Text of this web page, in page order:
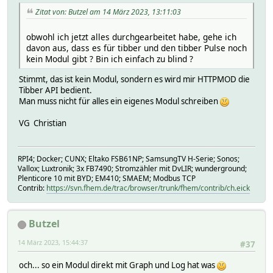
attr EVU_Tibber reading020163JSON
attr EVU_Tibber reading020163Name fc0_16_tax
attr EVU_Tibber reading020164Name fc0_16_total
attr EVU_Tibber reading020171JSON
attr EVU_Tibber reading020171Name fc0_17_energy
attr EVU_Tibber reading020172JSON
attr EVU_Tibber reading020172Name fc0_17_startsAt
attr EVU_Tibber reading020173JSON
attr EVU_Tibber reading020173Name fc0_17_tax
attr EVU_Tibber reading020174Name fc0_17_total
attr EVU_Tibber reading020181Name fc0_18_energy
attr EVU_Tibber reading020182JSON
attr EVU_Tibber reading020182Name fc0_18_startsAt
attr EVU_Tibber reading020183JSON
attr EVU_Tibber reading020183Name fc0_18_tax
attr EVU_Tibber reading020184JSON
attr EVU_Tibber reading020184Name fc0_18_total
attr EVU_Tibber reading020191JSON
attr EVU_Tibber reading020192JSON
attr EVU_Tibber reading020192Name fc0_19_startsAt
attr EVU_Tibber reading020193JSON
Zitat von: Butzel am 14 März 2023, 13:11:03
obwohl ich jetzt alles durchgearbeitet habe, gehe ich
davon aus, dass es für tibber und den tibber Pulse noch
kein Modul gibt ? Bin ich einfach zu blind ?
Stimmt, das ist kein Modul, sondern es wird mir HTTPMOD die
Tibber API bedient.
Man muss nicht für alles ein eigenes Modul schreiben
VG Christian
RPI4; Docker; CUNX; Eltako FSB61NP; SamsungTV H-Serie; Sonos;
Vallox; Luxtronik; 3x FB7490; Stromzähler mit DvLIR; wunderground;
Plenticore 10 mit BYD; EM410; SMAEM; Modbus TCP
Contrib: https://svn.fhem.de/trac/browser/trunk/fhem/contrib/ch.eick
Butzel
#37
14 März 2023, 15:44:37
och... so ein Modul direkt mit Graph und Log hat was